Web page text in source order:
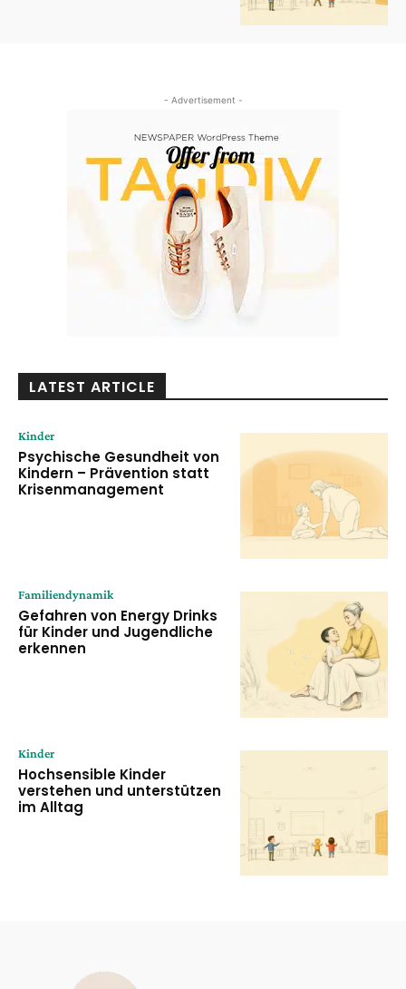
- Advertisement -
LATEST ARTICLE
Kinder
Psychische Gesundheit von
Kindern – Prävention statt
Krisenmanagement
Familiendynamik
Gefahren von Energy Drinks
für Kinder und Jugendliche
erkennen
Kinder
Hochsensible Kinder
verstehen und unterstützen
im Alltag